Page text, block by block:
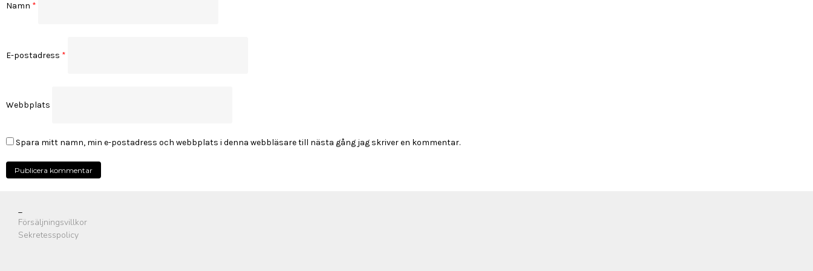
Namn *
E-postadress *
Webbplats
Spara mitt namn, min e-postadress och webbplats i denna webbläsare till nästa gång jag skriver en kommentar.
_
Försäljningsvillkor
Sekretesspolicy